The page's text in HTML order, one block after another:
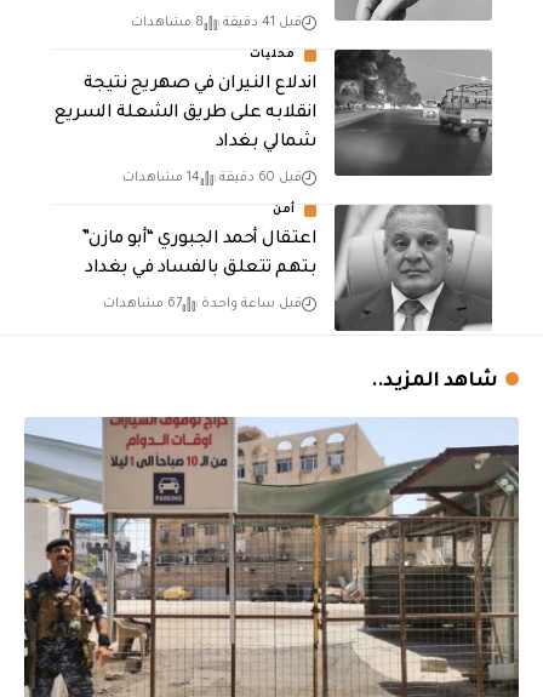
قبل 41 دقيقة 8 مشاهدات
محليات
اندلاع النيران في صهريج نتيجة
انقلابه على طريق الشعلة السريع
شمالي بغداد
قبل 60 دقيقة 14 مشاهدات
أمن
اعتقال أحمد الجبوري “أبو مازن”
بتهم تتعلق بالفساد في بغداد
قبل ساعة واحدة 67 مشاهدات
شاهد المزيد..